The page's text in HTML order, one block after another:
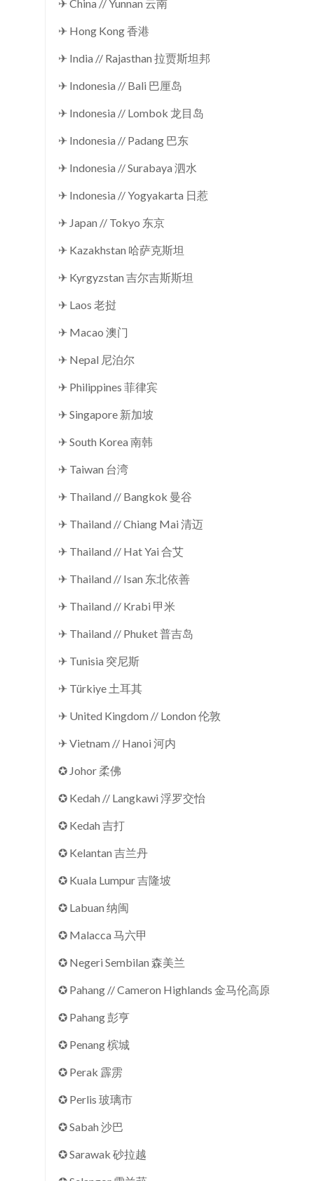
✈ China // Yunnan 云南
✈ Hong Kong 香港
✈ India // Rajasthan 拉贾斯坦邦
✈ Indonesia // Bali 巴厘岛
✈ Indonesia // Lombok 龙目岛
✈ Indonesia // Padang 巴东
✈ Indonesia // Surabaya 泗水
✈ Indonesia // Yogyakarta 日惹
✈ Japan // Tokyo 东京
✈ Kazakhstan 哈萨克斯坦
✈ Kyrgyzstan 吉尔吉斯斯坦
✈ Laos 老挝
✈ Macao 澳门
✈ Nepal 尼泊尔
✈ Philippines 菲律宾
✈ Singapore 新加坡
✈ South Korea 南韩
✈ Taiwan 台湾
✈ Thailand // Bangkok 曼谷
✈ Thailand // Chiang Mai 清迈
✈ Thailand // Hat Yai 合艾
✈ Thailand // Isan 东北依善
✈ Thailand // Krabi 甲米
✈ Thailand // Phuket 普吉岛
✈ Tunisia 突尼斯
✈ Türkiye 土耳其
✈ United Kingdom // London 伦敦
✈ Vietnam // Hanoi 河内
✪ Johor 柔佛
✪ Kedah // Langkawi 浮罗交怡
✪ Kedah 吉打
✪ Kelantan 吉兰丹
✪ Kuala Lumpur 吉隆坡
✪ Labuan 纳闽
✪ Malacca 马六甲
✪ Negeri Sembilan 森美兰
✪ Pahang // Cameron Highlands 金马伦高原
✪ Pahang 彭亨
✪ Penang 槟城
✪ Perak 霹雳
✪ Perlis 玻璃市
✪ Sabah 沙巴
✪ Sarawak 砂拉越